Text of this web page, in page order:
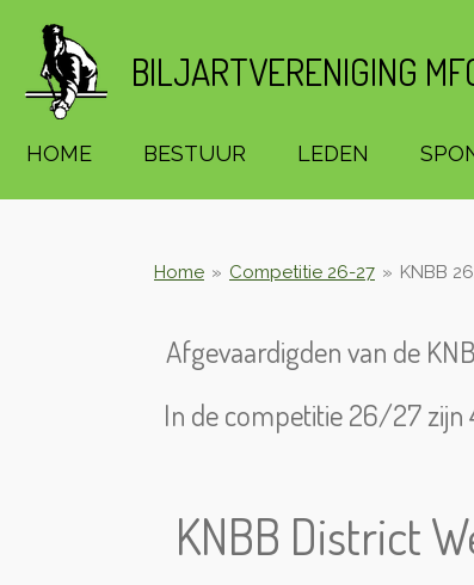
direct
naar
de
BILJARTVERENIGING
HOME BESTUUR LEDEN
Home » Competitie 26-27 » KNBB
Afgevaardigden van de
In de competitie 26/27 zijn
KNBB District